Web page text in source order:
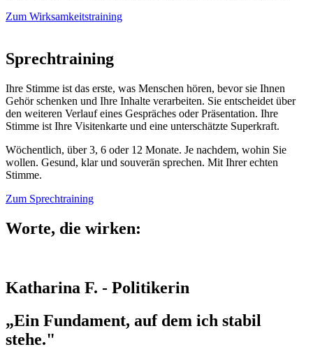
Zum Wirksamkeitstraining
Sprechtraining
Ihre Stimme ist das erste, was Menschen hören, bevor sie Ihnen
Gehör schenken und Ihre Inhalte verarbeiten. Sie entscheidet über
den weiteren Verlauf eines Gespräches oder Präsentation. Ihre
Stimme ist Ihre Visitenkarte und eine unterschätzte Superkraft.
Wöchentlich, über 3, 6 oder 12 Monate. Je nachdem, wohin Sie
wollen. Gesund, klar und souverän sprechen. Mit Ihrer echten
Stimme.
Zum Sprechtraining
Worte, die wirken:
Katharina F. - Politikerin
„Ein Fundament, auf dem ich stabil
stehe."